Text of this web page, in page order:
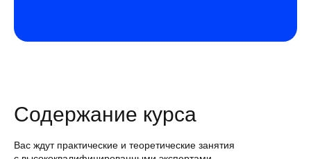
Содержание курса
Вас ждут практические и теоретические занятия